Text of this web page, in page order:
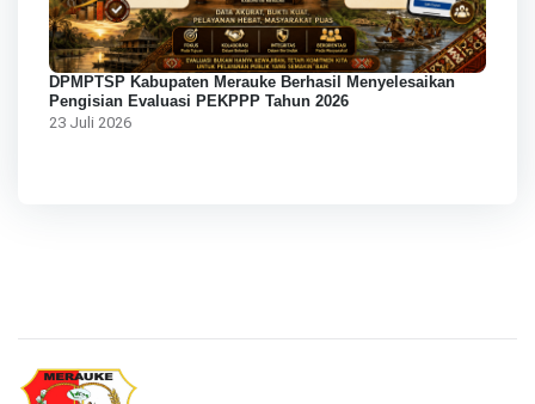
DPMPTSP Kabupaten Merauke Berhasil Menyelesaikan
Pengisian Evaluasi PEKPPP Tahun 2026
23 Juli 2026